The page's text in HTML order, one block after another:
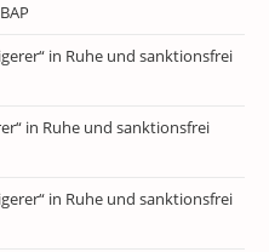
in Ruhe und sanktionsfrei
in Ruhe und sanktionsfrei
in Ruhe und sanktionsfrei